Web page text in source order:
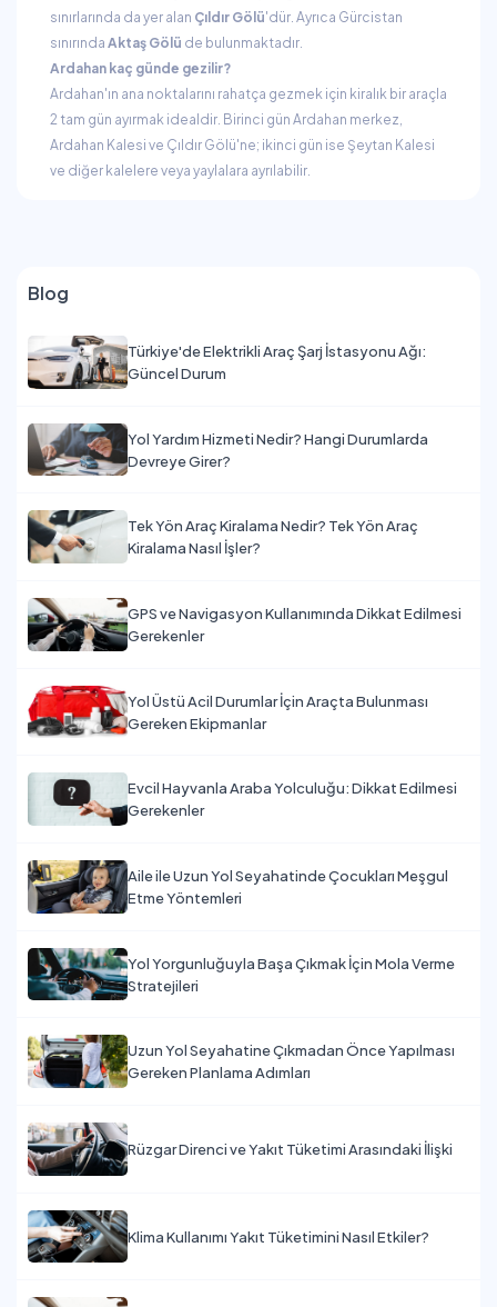
sınırlarında da yer alan Çıldır Gölü'dür. Ayrıca Gürcistan
sınırında Aktaş Gölü de bulunmaktadır.
Ardahan kaç günde gezilir?
Ardahan'ın ana noktalarını rahatça gezmek için kiralık bir araçla
2 tam gün ayırmak idealdir. Birinci gün Ardahan merkez,
Ardahan Kalesi ve Çıldır Gölü'ne; ikinci gün ise Şeytan Kalesi
ve diğer kalelere veya yaylalara ayrılabilir.
Blog
Türkiye'de Elektrikli Araç Şarj İstasyonu Ağı:
Güncel Durum
Yol Yardım Hizmeti Nedir? Hangi Durumlarda
Devreye Girer?
Tek Yön Araç Kiralama Nedir? Tek Yön Araç
Kiralama Nasıl İşler?
GPS ve Navigasyon Kullanımında Dikkat Edilmesi
Gerekenler
Yol Üstü Acil Durumlar İçin Araçta Bulunması
Gereken Ekipmanlar
Evcil Hayvanla Araba Yolculuğu: Dikkat Edilmesi
Gerekenler
Aile ile Uzun Yol Seyahatinde Çocukları Meşgul
Etme Yöntemleri
Yol Yorgunluğuyla Başa Çıkmak İçin Mola Verme
Stratejileri
Uzun Yol Seyahatine Çıkmadan Önce Yapılması
Gereken Planlama Adımları
Rüzgar Direnci ve Yakıt Tüketimi Arasındaki İlişki
Klima Kullanımı Yakıt Tüketimini Nasıl Etkiler?